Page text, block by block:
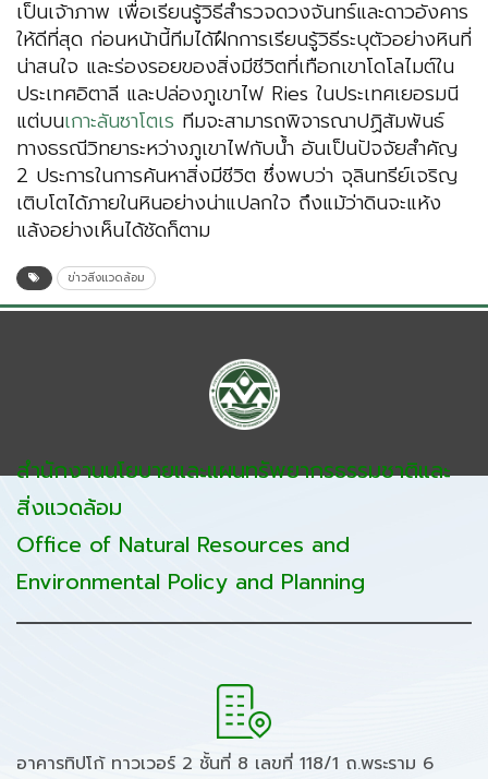
เป็นเจ้าภาพ เพื่อเรียนรู้วิธีสำรวจดวงจันทร์และดาวอังคาร
ให้ดีที่สุด ก่อนหน้านี้ทีมได้ฝึกการเรียนรู้วิธีระบุตัวอย่างหินที่
น่าสนใจ และร่องรอยของสิ่งมีชีวิตที่เทือกเขาโดโลไมต์ใน
ประเทศอิตาลี และปล่องภูเขาไฟ Ries ในประเทศเยอรมนี
แต่บนเกาะลันซาโตเร ทีมจะสามารถพิจารณาปฏิสัมพันธ์
ทางธรณีวิทยาระหว่างภูเขาไฟกับน้ำ อันเป็นปัจจัยสำคัญ
2 ประการในการค้นหาสิ่งมีชีวิต ซึ่งพบว่า จุลินทรีย์เจริญ
เติบโตได้ภายในหินอย่างน่าแปลกใจ ถึงแม้ว่าดินจะแห้ง
แล้งอย่างเห็นได้ชัดก็ตาม
ข่าวสิ่งแวดล้อม
สำนักงานนโยบายและแผนทรัพยากรธรรมชาติและ
สิ่งแวดล้อม
Office of Natural Resources and
Environmental Policy and Planning
อาคารทิปโก้ ทาวเวอร์ 2 ชั้นที่ 8 เลขที่ 118/1 ถ.พระราม 6